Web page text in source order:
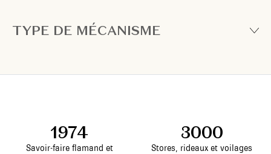
TYPE DE MÉCANISME
1974
Savoir-faire flamand et
3000
Stores, rideaux et voilages